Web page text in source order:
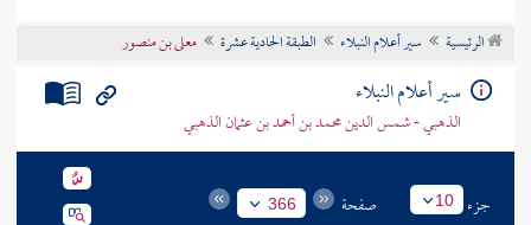
تراجم الأعلام
الرئيسية سير أعلام النبلاء الطبقة الحادية عشرة معلى بن منصور
سير أعلام النبلاء
الذهبي - شمس الدين محمد بن أحمد بن عثمان الذهبي
جزء 10 صفحة 366